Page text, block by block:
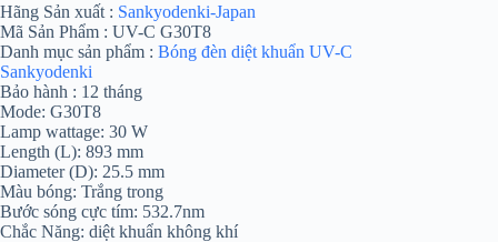
Hãng Sản xuất : Sankyodenki-Japan
Mã Sản Phẩm : UV-C G30T8
Danh mục sản phẩm : Bóng đèn diệt khuẩn UV-C
Sankyodenki
Bảo hành : 12 tháng
Mode: G30T8
Lamp wattage: 30 W
Length (L): 893 mm
Diameter (D): 25.5 mm
Màu bóng: Trắng trong
Bước sóng cực tím: 532.7nm
Chắc Năng: diệt khuẩn không khí